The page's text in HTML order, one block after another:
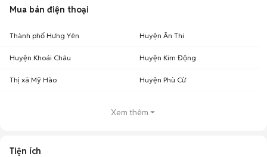
Mua bán điện thoại
Thành phố Hưng Yên Huyện Ân Thi
Huyện Khoái Châu Huyện Kim Động
Thị xã Mỹ Hào Huyện Phù Cừ
Xem thêm
Tiện ích